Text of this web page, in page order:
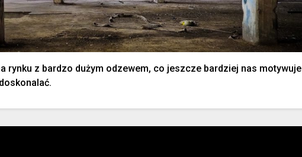
rynku z bardzo dużym odzewem, co jeszcze bardziej nas motywuje